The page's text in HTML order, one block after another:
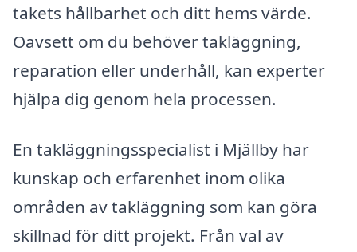
takets hållbarhet och ditt hems värde.
Oavsett om du behöver takläggning,
reparation eller underhåll, kan experter
hjälpa dig genom hela processen.
En takläggningsspecialist i Mjällby har
kunskap och erfarenhet inom olika
områden av takläggning som kan göra
skillnad för ditt projekt. Från val av